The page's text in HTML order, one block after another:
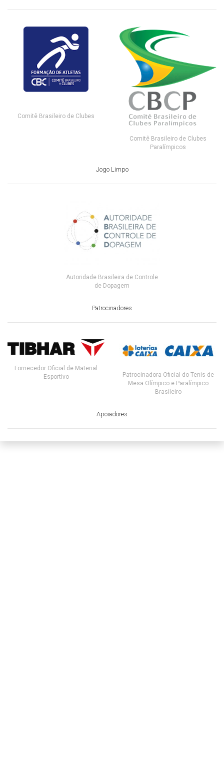
Comitê Brasileiro de Clubes
Comitê Brasileiro de Clubes
Paralímpicos
Jogo Limpo
Autoridade Brasileira de Controle
de Dopagem
Patrocinadores
Fornecedor Oficial de Material
Esportivo
Patrocinadora Oficial do Tenis de
Mesa Olímpico e Paralímpico
Brasileiro
Apoiadores